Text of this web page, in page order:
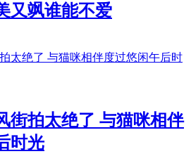
又飒谁能不爱
街拍太绝了 与猫咪相伴
时光